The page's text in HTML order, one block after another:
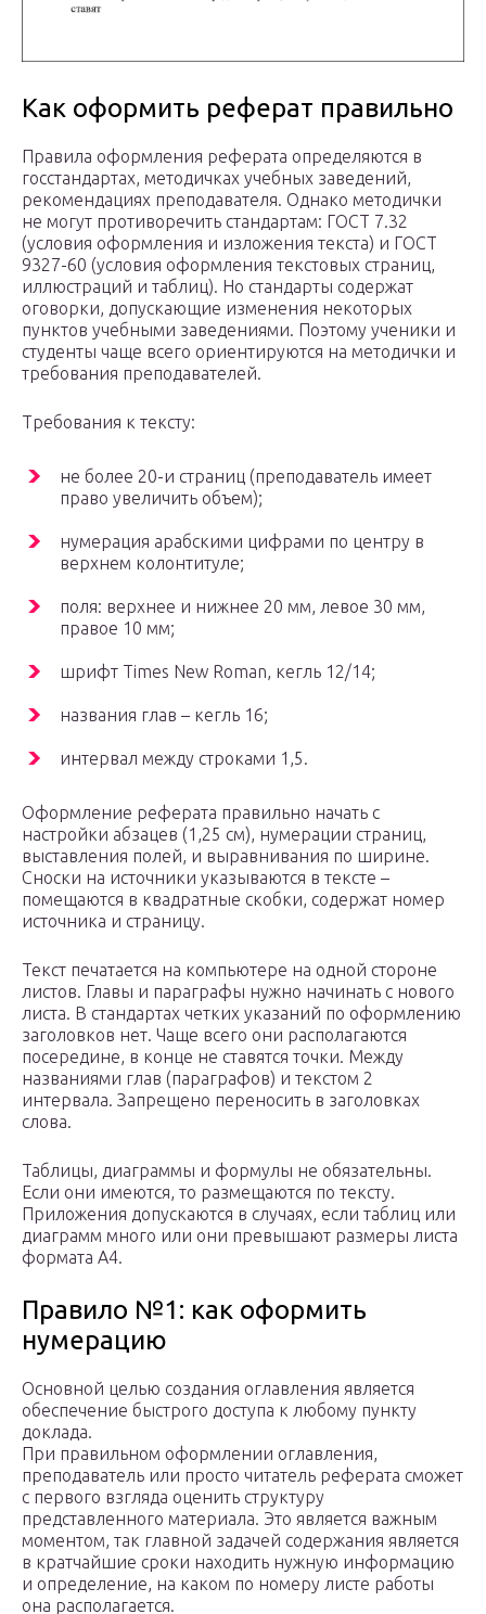
Как оформить реферат правильно
Правила оформления реферата определяются в
госстандартах, методичках учебных заведений,
рекомендациях преподавателя. Однако методички
не могут противоречить стандартам: ГОСТ 7.32
(условия оформления и изложения текста) и ГОСТ
9327-60 (условия оформления текстовых страниц,
иллюстраций и таблиц). Но стандарты содержат
оговорки, допускающие изменения некоторых
пунктов учебными заведениями. Поэтому ученики и
студенты чаще всего ориентируются на методички и
требования преподавателей.
Требования к тексту:
не более 20-и страниц (преподаватель имеет
право увеличить объем);
нумерация арабскими цифрами по центру в
верхнем колонтитуле;
поля: верхнее и нижнее 20 мм, левое 30 мм,
правое 10 мм;
шрифт Times New Roman, кегль 12/14;
названия глав – кегль 16;
интервал между строками 1,5.
Оформление реферата правильно начать с
настройки абзацев (1,25 см), нумерации страниц,
выставления полей, и выравнивания по ширине.
Сноски на источники указываются в тексте –
помещаются в квадратные скобки, содержат номер
источника и страницу.
Текст печатается на компьютере на одной стороне
листов. Главы и параграфы нужно начинать с нового
листа. В стандартах четких указаний по оформлению
заголовков нет. Чаще всего они располагаются
посередине, в конце не ставятся точки. Между
названиями глав (параграфов) и текстом 2
интервала. Запрещено переносить в заголовках
слова.
Таблицы, диаграммы и формулы не обязательны.
Если они имеются, то размещаются по тексту.
Приложения допускаются в случаях, если таблиц или
диаграмм много или они превышают размеры листа
формата А4.
Правило №1: как оформить
нумерацию
Основной целью создания оглавления является
обеспечение быстрого доступа к любому пункту
доклада.
При правильном оформлении оглавления,
преподаватель или просто читатель реферата сможет
с первого взгляда оценить структуру
представленного материала. Это является важным
моментом, так главной задачей содержания является
в кратчайшие сроки находить нужную информацию
и определение, на каком по номеру листе работы
она располагается.